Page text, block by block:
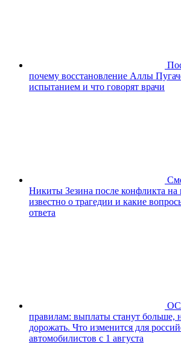
почему восстановление Аллы
испытанием и что говорят врачи
Никиты Зезина после конфликта на
известно о трагедии и какие
ответа
правилам: выплаты станут больше,
дорожать. Что изменится для
автомобилистов с 1 августа